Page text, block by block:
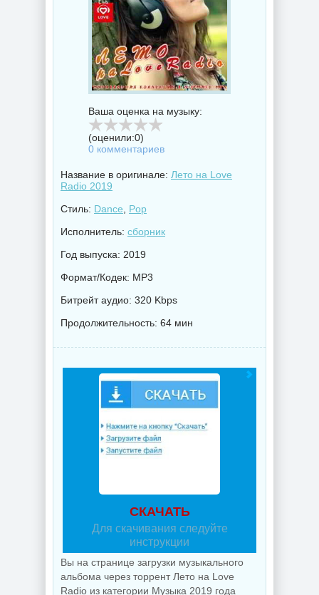
Ваша оценка на музыку:
(оценили:0)
0 комментариев
Название в оригинале: Лето на Love
Radio 2019
Стиль: Dance
Pop
Исполнитель: сборник
Год выпуска: 2019
Формат/Кодек: MP3
Битрейт аудио: 320 Kbps
Продолжительность: 64 мин
СКАЧАТЬ
Для скачивания следуйте
инструкции
Вы на странице загрузки музыкального
альбома через торрент Лето на Love
Radio из категории Музыка 2019 года